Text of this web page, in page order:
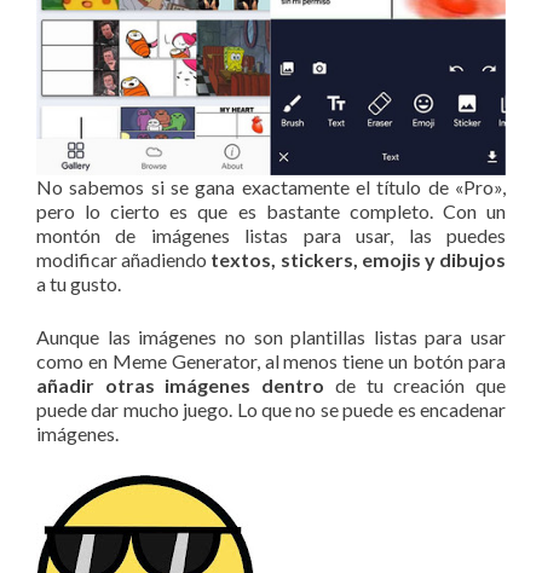
No sabemos si se gana exactamente el título de «Pro»,
pero lo cierto es que es bastante completo. Con un
montón de imágenes listas para usar, las puedes
modificar añadiendo textos, stickers, emojis y dibujos
a tu gusto.
Aunque las imágenes no son plantillas listas para usar
como en Meme Generator, al menos tiene un botón para
añadir otras imágenes dentro de tu creación que
puede dar mucho juego. Lo que no se puede es encadenar
imágenes.